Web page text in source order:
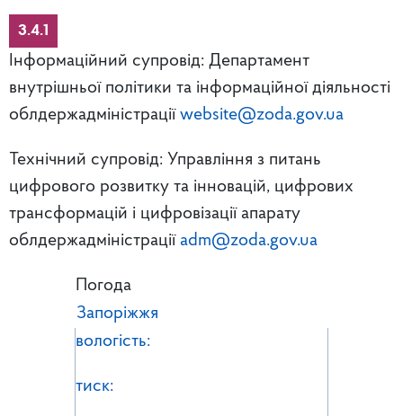
3.4.1
Інформаційний супровід: Департамент
внутрішньої політики та інформаційної діяльності
облдержадміністрації website@zoda.gov.ua
Технічний супровід: Управління з питань
цифрового розвитку та інновацій, цифрових
трансформацій і цифровізації апарату
облдержадміністрації adm@zoda.gov.ua
Погода
Запоріжжя
вологість:
тиск: